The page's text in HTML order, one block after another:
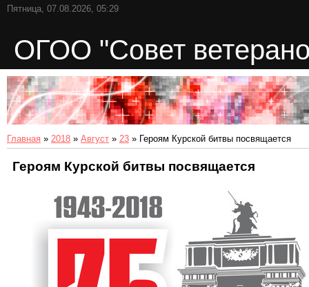
Пятница, 07.08.2026, 05:29
ОГОО "Совет
Главная » 2018 » Август » 23 » Героям Курской битвы посвящается
Героям Курской битвы посвящается